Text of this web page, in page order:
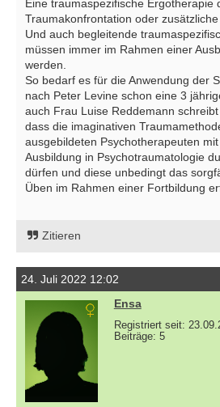
Eine traumaspezifische Ergotherapie
Traumakonfrontation oder zusätzliche
Und auch begleitende
müssen immer im Rahmen einer
werden.
So bedarf es für die Anwendung der
nach Peter Levine schon eine 3
auch Frau Luise Reddemann schreibt
dass die imaginativen
ausgebildeten Psychotherapeuten
Ausbildung in Psychotraumatologie
dürfen und diese unbedingt das
Üben im Rahmen einer Fortbildung
Zitieren
24. Juli 2022 12:02
Ensa
Registriert seit:
Beiträge: 5